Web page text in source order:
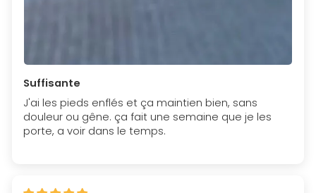
Suffisante
J'ai les pieds enflés et ça maintien bien, sans
douleur ou gêne. ça fait une semaine que je les
porte, a voir dans le temps.